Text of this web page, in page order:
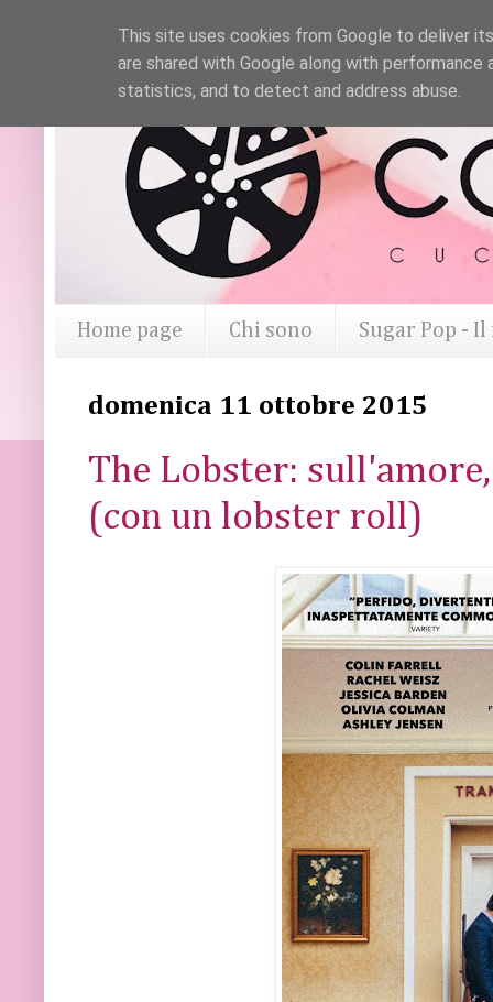
Home page Chi sono Sugar Pop -
domenica 11 ottobre 2015
The Lobster:
(con un lobster roll)
This site uses cookies from Google to deliver
are shared with Google along with
statistics, and to detect and address abuse.